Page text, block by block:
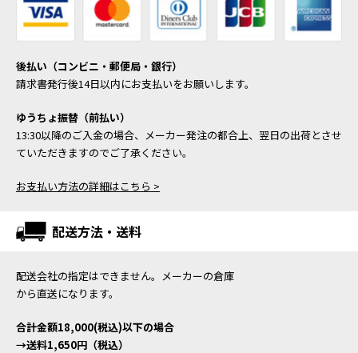
後払い（コンビニ・郵便局・銀行）
請求書発行後14日以内にお支払いをお願いします。
ゆうちょ振替（前払い）
13:30以降のご入金の場合、メーカー発注の都合上、翌日の出荷とさせ
ていただきますのでご了承ください。
お支払い方法の詳細はこちら >
配送方法・送料
配送会社の指定はできません。メーカーの倉庫
から直送になります。
合計金額18,000(税込)以下の場合
→送料1,650円（税込）